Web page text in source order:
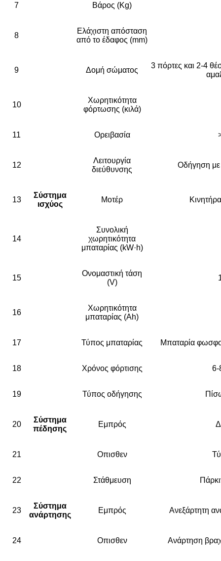
7 Βάρος (Kg)
8
Ελάχιστη απόσταση
από το έδαφος (mm)
9 Δομή σώματος
3 πόρτες και 2-4
10
Χωρητικότητα
φόρτωσης (κιλά)
11 Ορειβασία
12
Λειτουργία
διεύθυνσης
Οδήγηση με
13
Σύστημα
ισχύος
Μοτέρ
14
Συνολική
χωρητικότητα
μπαταρίας (kW·h)
15
Ονομαστική τάση
(V)
16
Χωρητικότητα
μπαταρίας (Ah)
17 Τύπος μπαταρίας Μπαταρία
18 Χρόνος φόρτισης 6-
19 Τύπος οδήγησης
20
Σύστημα
πέδησης
Εμπρός
21 Οπισθεν
22 Στάθμευση
23
Σύστημα
ανάρτησης
Εμπρός Ανεξάρτητη
24 Οπισθεν Ανάρτηση